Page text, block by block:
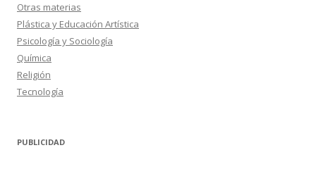
Otras materias
Plástica y Educación Artística
Psicología y Sociología
Química
Religión
Tecnología
PUBLICIDAD